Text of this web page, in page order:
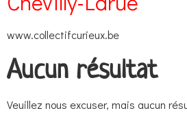
www.collectifcurieux.be
Aucun résultat
Veuillez nous excuser, mais aucun